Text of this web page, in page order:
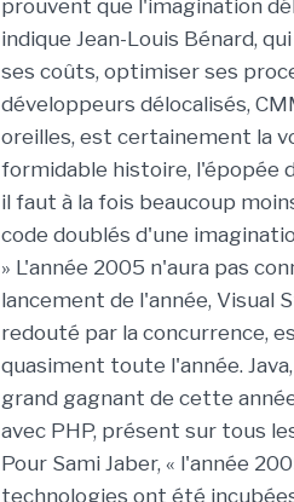
prouvent que l'imagination
indique Jean-Louis Bénard,
ses coûts, optimiser ses
développeurs délocalisés,
oreilles, est certainement la
formidable histoire, l'épopée
il faut à la fois beaucoup
code doublés d'une
» L'année 2005 n'aura pas
lancement de l'année, Visual
redouté par la concurrence,
quasiment toute l'année.
grand gagnant de cette
avec PHP, présent sur tous
Pour Sami Jaber, « l'année
technologies ont été